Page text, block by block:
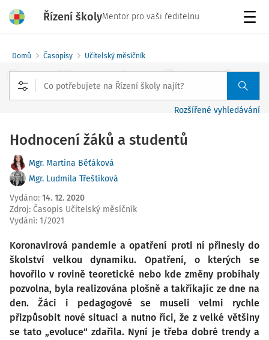
Řízení školyMentor pro vaši ředitelnu
Domů Časopisy Učitelský měsíčník
Rozšířené vyhledávání
Hodnocení žáků a studentů
Mgr. Martina Běťáková
Mgr. Ludmila Třeštíková
Vydáno: 14. 12. 2020
Zdroj: Časopis Učitelský měsíčník
Vydání: 1/2021
Koronavirová pandemie a opatření proti ní přinesly do
školství velkou dynamiku. Opatření, o kterých se
hovořilo v rovině teoretické nebo kde změny probíhaly
pozvolna, byla realizována plošně a takříkajíc ze dne na
den. Žáci i pedagogové se museli velmi rychle
přizpůsobit nové situaci a nutno říci, že z velké většiny
se tato „evoluce“ zdařila. Nyní je třeba dobré trendy a